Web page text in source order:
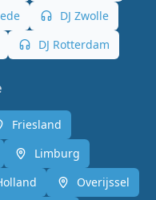
DJ Zwolle
DJ Rotterdam
Friesland
Limburg
Overijssel